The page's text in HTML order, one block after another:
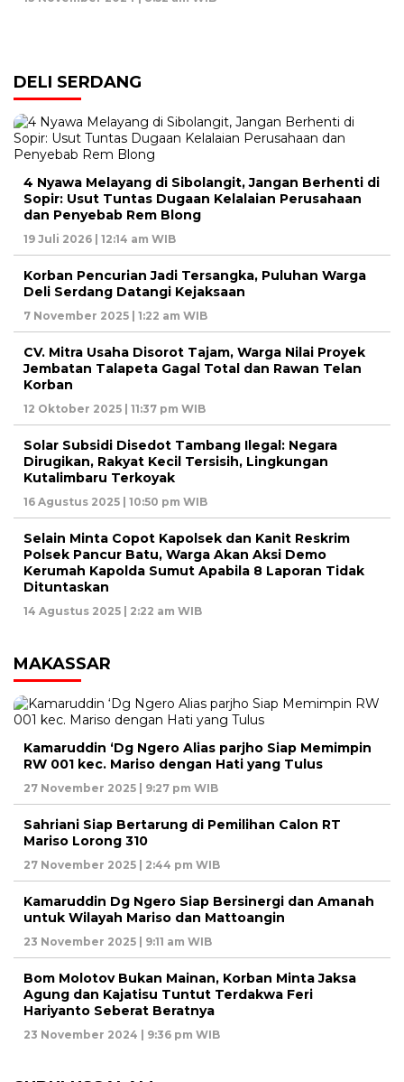
DELI SERDANG
4 Nyawa Melayang di Sibolangit, Jangan Berhenti di
Sopir: Usut Tuntas Dugaan Kelalaian Perusahaan
dan Penyebab Rem Blong
19 Juli 2026 | 12:14 am WIB
Korban Pencurian Jadi Tersangka, Puluhan Warga
Deli Serdang Datangi Kejaksaan
7 November 2025 | 1:22 am WIB
CV. Mitra Usaha Disorot Tajam, Warga Nilai Proyek
Jembatan Talapeta Gagal Total dan Rawan Telan
Korban
12 Oktober 2025 | 11:37 pm WIB
Solar Subsidi Disedot Tambang Ilegal: Negara
Dirugikan, Rakyat Kecil Tersisih, Lingkungan
Kutalimbaru Terkoyak
16 Agustus 2025 | 10:50 pm WIB
Selain Minta Copot Kapolsek dan Kanit Reskrim
Polsek Pancur Batu, Warga Akan Aksi Demo
Kerumah Kapolda Sumut Apabila 8 Laporan Tidak
Dituntaskan
14 Agustus 2025 | 2:22 am WIB
MAKASSAR
Kamaruddin ‘Dg Ngero Alias parjho Siap Memimpin
RW 001 kec. Mariso dengan Hati yang Tulus
27 November 2025 | 9:27 pm WIB
Sahriani Siap Bertarung di Pemilihan Calon RT
Mariso Lorong 310
27 November 2025 | 2:44 pm WIB
Kamaruddin Dg Ngero Siap Bersinergi dan Amanah
untuk Wilayah Mariso dan Mattoangin
23 November 2025 | 9:11 am WIB
Bom Molotov Bukan Mainan, Korban Minta Jaksa
Agung dan Kajatisu Tuntut Terdakwa Feri
Hariyanto Seberat Beratnya
23 November 2024 | 9:36 pm WIB